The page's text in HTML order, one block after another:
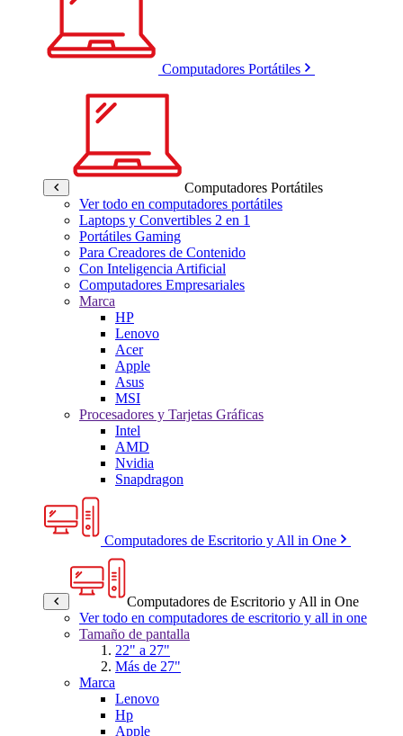
Computadores Portátiles
Computadores Portátiles
Ver todo en computadores portátiles
Laptops y Convertibles 2 en 1
Portátiles Gaming
Para Creadores de Contenido
Con Inteligencia Artificial
Computadores Empresariales
Marca
HP
Lenovo
Acer
Apple
Asus
MSI
Procesadores y Tarjetas Gráficas
Intel
AMD
Nvidia
Snapdragon
Computadores de Escritorio y All in One
Computadores de Escritorio y All in One
Ver todo en computadores de escritorio y all in one
Tamaño de pantalla
22" a 27"
Más de 27"
Marca
Lenovo
Hp
Apple